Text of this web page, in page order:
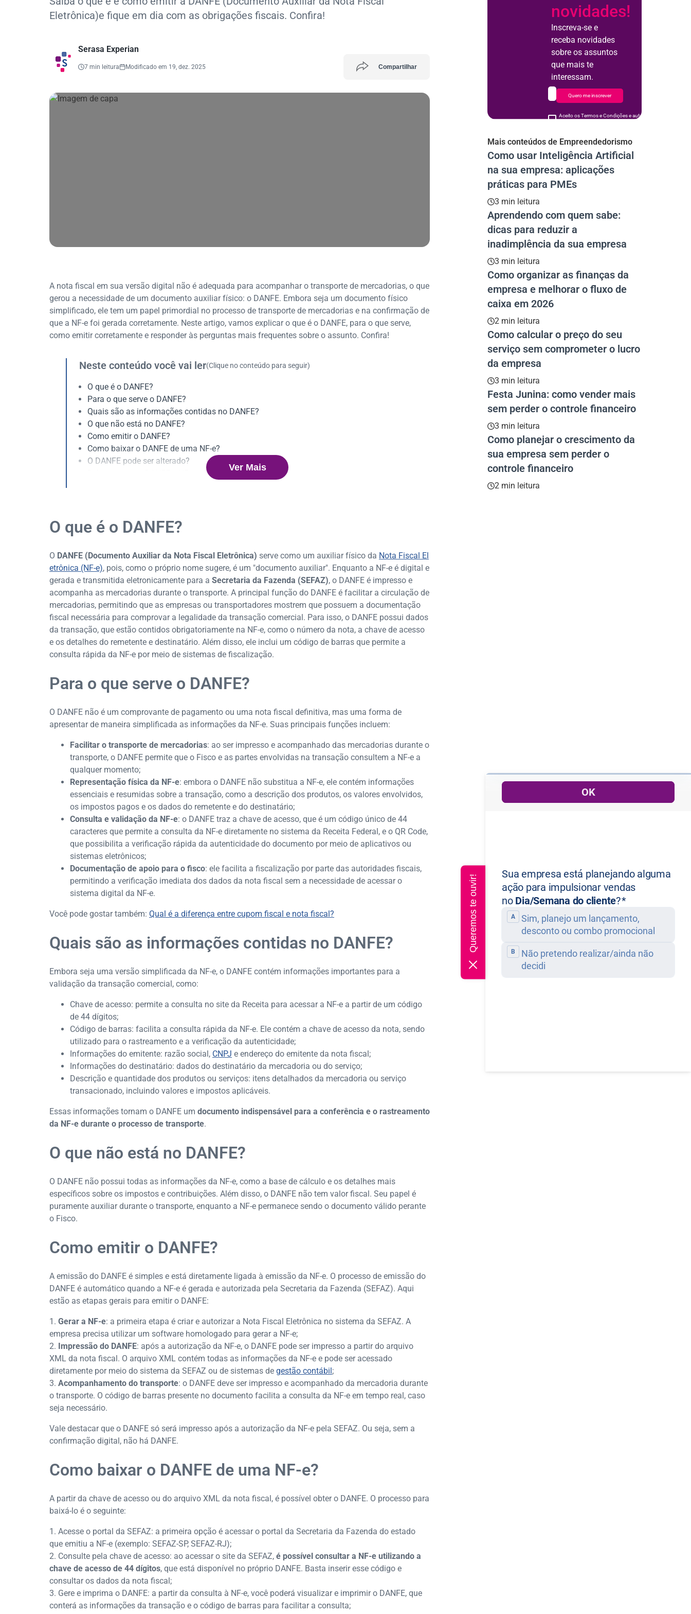
Eletrônica)e fique em dia com as obrigações fiscais. Confira!
Serasa Experian
7 min leitura Modificado em 19, dez. 2025 Compartilhar
A nota fiscal em sua versão digital não é adequada para acompanhar o transporte de mercadorias, o que
gerou a necessidade de um documento auxiliar físico: o DANFE. Embora seja um documento físico
simplificado, ele tem um papel primordial no processo de transporte de mercadorias e na confirmação de
que a NF-e foi gerada corretamente. Neste artigo, vamos explicar o que é o DANFE, para o que serve,
como emitir corretamente e responder às perguntas mais frequentes sobre o assunto. Confira!
Neste conteúdo você vai ler(Clique no conteúdo para seguir)
O que é o DANFE?
Para o que serve o DANFE?
Quais são as informações contidas no DANFE?
O que não está no DANFE?
Como emitir o DANFE?
Como baixar o DANFE de uma NF-e?
O DANFE pode ser alterado?
Ver Mais
O que é o DANFE?
O DANFE (Documento Auxiliar da Nota Fiscal Eletrônica) serve como um auxiliar físico da Nota Fiscal El
etrônica (NF-e), pois, como o próprio nome sugere, é um "documento auxiliar". Enquanto a NF-e é digital e
gerada e transmitida eletronicamente para a Secretaria da Fazenda (SEFAZ), o DANFE é impresso e
acompanha as mercadorias durante o transporte. A principal função do DANFE é facilitar a circulação de
mercadorias, permitindo que as empresas ou transportadores mostrem que possuem a documentação
fiscal necessária para comprovar a legalidade da transação comercial. Para isso, o DANFE possui dados
da transação, que estão contidos obrigatoriamente na NF-e, como o número da nota, a chave de acesso
e os detalhes do remetente e destinatário. Além disso, ele inclui um código de barras que permite a
consulta rápida da NF-e por meio de sistemas de fiscalização.
Para o que serve o DANFE?
O DANFE não é um comprovante de pagamento ou uma nota fiscal definitiva, mas uma forma de
apresentar de maneira simplificada as informações da NF-e. Suas principais funções incluem:
Facilitar o transporte de mercadorias: ao ser impresso e acompanhado das mercadorias durante o
transporte, o DANFE permite que o Fisco e as partes envolvidas na transação consultem a NF-e a
qualquer momento;
Representação física da NF-e: embora o DANFE não substitua a NF-e, ele contém informações
essenciais e resumidas sobre a transação, como a descrição dos produtos, os valores envolvidos,
os impostos pagos e os dados do remetente e do destinatário;
Consulta e validação da NF-e: o DANFE traz a chave de acesso, que é um código único de 44
caracteres que permite a consulta da NF-e diretamente no sistema da Receita Federal, e o QR Code,
que possibilita a verificação rápida da autenticidade do documento por meio de aplicativos ou
sistemas eletrônicos;
Documentação de apoio para o fisco: ele facilita a fiscalização por parte das autoridades fiscais,
permitindo a verificação imediata dos dados da nota fiscal sem a necessidade de acessar o
sistema digital da NF-e.
Você pode gostar também: Qual é a diferença entre cupom fiscal e nota fiscal?
Quais são as informações contidas no DANFE?
Embora seja uma versão simplificada da NF-e, o DANFE contém informações importantes para a
validação da transação comercial, como:
Chave de acesso: permite a consulta no site da Receita para acessar a NF-e a partir de um código
de 44 dígitos;
Código de barras: facilita a consulta rápida da NF-e. Ele contém a chave de acesso da nota, sendo
utilizado para o rastreamento e a verificação da autenticidade;
Informações do emitente: razão social, CNPJ e endereço do emitente da nota fiscal;
Informações do destinatário: dados do destinatário da mercadoria ou do serviço;
Descrição e quantidade dos produtos ou serviços: itens detalhados da mercadoria ou serviço
transacionado, incluindo valores e impostos aplicáveis.
Essas informações tornam o DANFE um documento indispensável para a conferência e o rastreamento
da NF-e durante o processo de transporte.
O que não está no DANFE?
O DANFE não possui todas as informações da NF-e, como a base de cálculo e os detalhes mais
específicos sobre os impostos e contribuições. Além disso, o DANFE não tem valor fiscal. Seu papel é
puramente auxiliar durante o transporte, enquanto a NF-e permanece sendo o documento válido perante
o Fisco.
Como emitir o DANFE?
A emissão do DANFE é simples e está diretamente ligada à emissão da NF-e. O processo de emissão do
DANFE é automático quando a NF-e é gerada e autorizada pela Secretaria da Fazenda (SEFAZ). Aqui
estão as etapas gerais para emitir o DANFE:
Gerar a NF-e: a primeira etapa é criar e autorizar a Nota Fiscal Eletrônica no sistema da SEFAZ. A
empresa precisa utilizar um software homologado para gerar a NF-e;
Impressão do DANFE: após a autorização da NF-e, o DANFE pode ser impresso a partir do arquivo
XML da nota fiscal. O arquivo XML contém todas as informações da NF-e e pode ser acessado
diretamente por meio do sistema da SEFAZ ou de sistemas de gestão contábil ;
Acompanhamento do transporte: o DANFE deve ser impresso e acompanhado da mercadoria durante
o transporte. O código de barras presente no documento facilita a consulta da NF-e em tempo real, caso
seja necessário.
Vale destacar que o DANFE só será impresso após a autorização da NF-e pela SEFAZ. Ou seja, sem a
confirmação digital, não há DANFE.
Como baixar o DANFE de uma NF-e?
A partir da chave de acesso ou do arquivo XML da nota fiscal, é possível obter o DANFE. O processo para
baixá-lo é o seguinte:
Acesse o portal da SEFAZ: a primeira opção é acessar o portal da Secretaria da Fazenda do estado
que emitiu a NF-e (exemplo: SEFAZ-SP, SEFAZ-RJ);
Consulte pela chave de acesso: ao acessar o site da SEFAZ, é possível consultar a NF-e utilizando a
chave de acesso de 44 dígitos, que está disponível no próprio DANFE. Basta inserir esse código e
consultar os dados da nota fiscal;
Gere e imprima o DANFE: a partir da consulta à NF-e, você poderá visualizar e imprimir o DANFE, que
conterá as informações da transação e o código de barras para facilitar a consulta;
novidades!
Inscreva-se e
receba novidades
sobre os assuntos
que mais te
interessam.
Aceito os Termos e Condições e autorizo o uso de meus
Quero me inscrever
Mais conteúdos de Empreendedorismo
Como usar Inteligência Artificial
na sua empresa: aplicações
práticas para PMEs
3 min leitura
Aprendendo com quem sabe:
dicas para reduzir a
inadimplência da sua empresa
3 min leitura
Como organizar as finanças da
empresa e melhorar o fluxo de
caixa em 2026
2 min leitura
Como calcular o preço do seu
serviço sem comprometer o lucro
da empresa
3 min leitura
Festa Junina: como vender mais
sem perder o controle financeiro
3 min leitura
Como planejar o crescimento da
sua empresa sem perder o
controle financeiro
2 min leitura
Queremos te ouvir!